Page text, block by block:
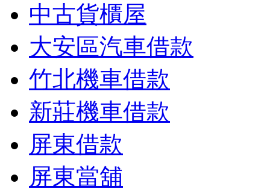
中古貨櫃屋
大安區汽車借款
竹北機車借款
新莊機車借款
屏東借款
屏東當舖